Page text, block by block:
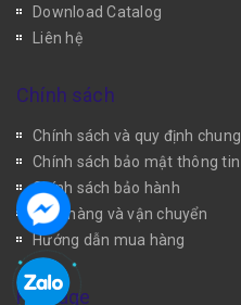
Download Catalog
Liên hệ
Chính sách
Chính sách và quy định chung
Chính sách bảo mật thông tin
Chính sách bảo hành
Giao hàng và vận chuyển
Hướng dẫn mua hàng
Fanpage